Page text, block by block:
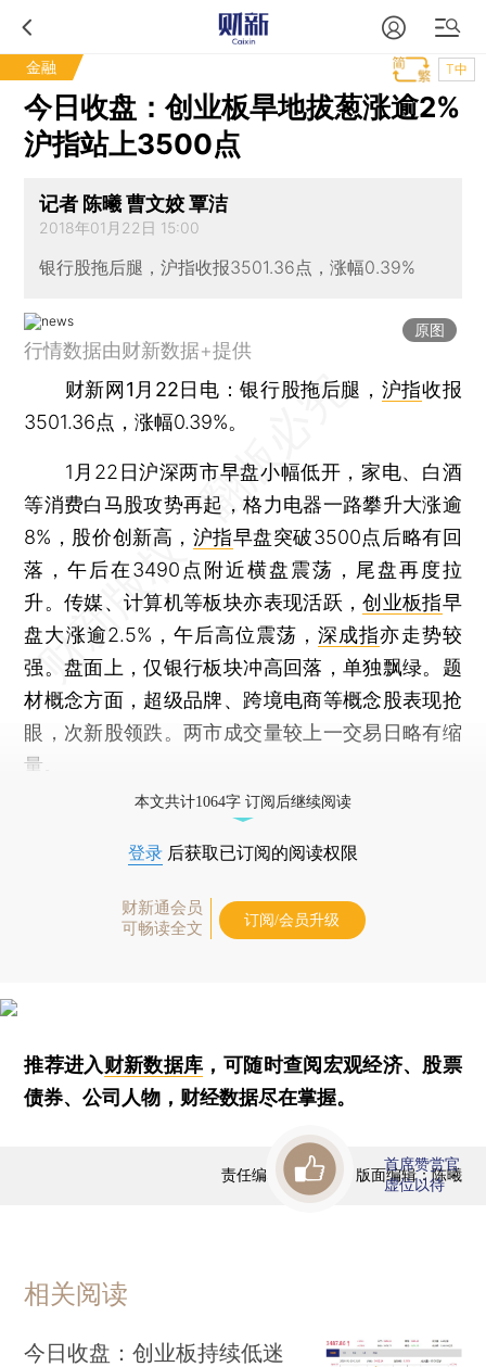
金融 T中
今日收盘：创业板旱地拔葱涨逾2%
沪指站上3500点
记者 陈曦 曹文姣 覃洁
2018年01月22日 15:00
银行股拖后腿，沪指收报3501.36点，涨幅0.39%
原图
行情数据由财新数据+提供
财新网1月22日电 ：银行股拖后腿， 沪指收报
3501.36点，涨幅0.39%。
1月22日沪深两市早盘小幅低开，家电、白酒
等消费白马股攻势再起，格力电器一路攀升大涨逾
8%，股价创新高， 沪指早盘突破3500点后略有回
落，午后在3490点附近横盘震荡，尾盘再度拉
升。传媒、计算机等板块亦表现活跃，创业板指早
盘大涨逾2.5%，午后高位震荡，深成指亦走势较
强。盘面上，仅银行板块冲高回落，单独飘绿。题
材概念方面，超级品牌、跨境电商等概念股表现抢
眼，次新股领跌。两市成交量较上一交易日略有缩
量。
本文共计1064字 订阅后继续阅读
登录 后获取已订阅的阅读权限
财新通会员
可畅读全文
订阅/会员升级
推荐进入财新数据库 ，可随时查阅宏观经济、股票
债券、公司人物，财经数据尽在掌握。
责任编辑：曹文姣 | 版面编辑：陈曦
首席赞赏官
虚位以待
相关阅读
今日收盘：创业板持续低迷